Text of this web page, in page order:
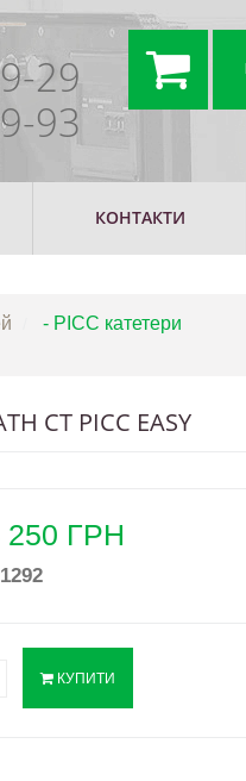
29
93
КОНТАКТИ
- PICC катетери
CT PICC EASY
250 ГРН
КУПИТИ